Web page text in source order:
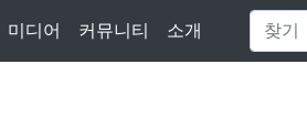
미디어 커뮤니티 소개